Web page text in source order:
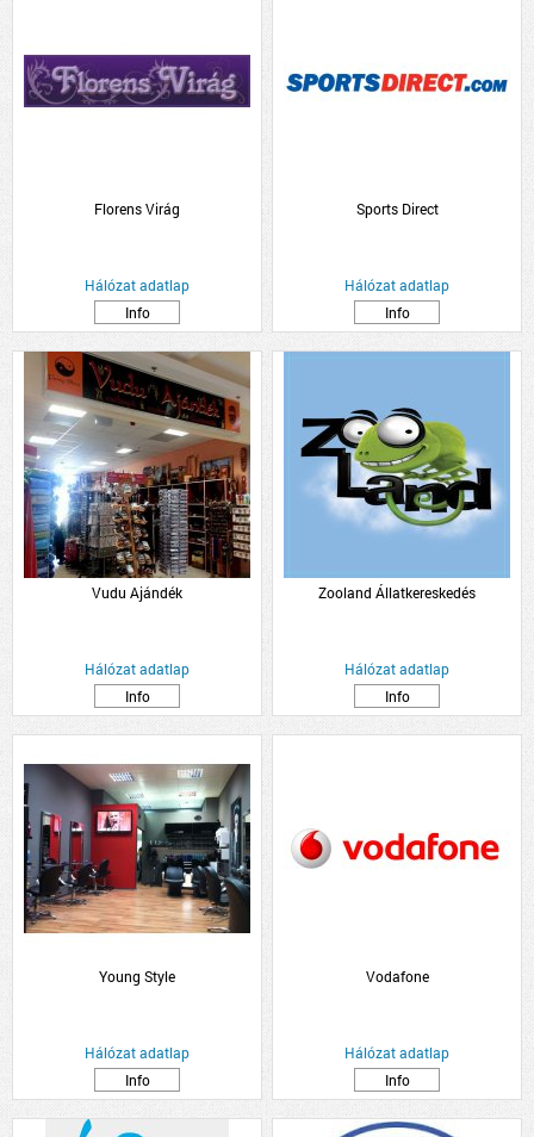
Florens Virág
Hálózat adatlap
Info
Sports Direct
Hálózat adatlap
Info
Vudu Ajándék
Hálózat adatlap
Info
Zooland Állatkereskedés
Hálózat adatlap
Info
Young Style
Hálózat adatlap
Info
Vodafone
Hálózat adatlap
Info